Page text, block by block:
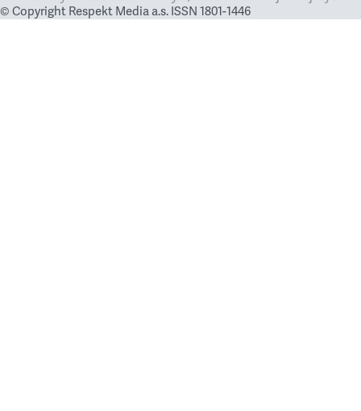
© Copyright Respekt Media a.s. ISSN 1801-1446